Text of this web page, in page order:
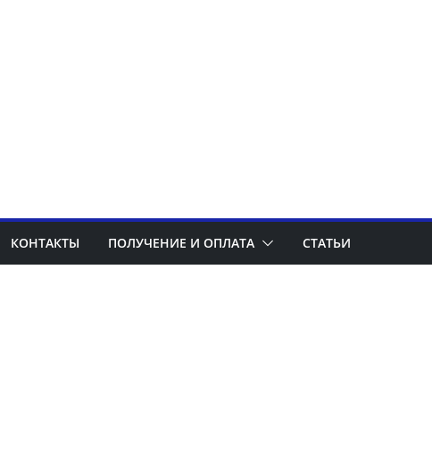
КОНТАКТЫ ПОЛУЧЕНИЕ И ОПЛАТА СТАТЬИ